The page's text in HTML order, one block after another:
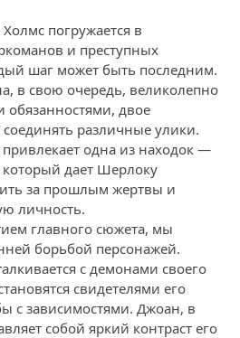
погружается в
и преступных
шаг может быть последним.
в свою очередь, великолепно
обязанностями, двое
различные улики.
одна из находок —
дает Шерлоку
за прошлым жертвы и
личность.
главного сюжета, мы
борьбой персонажей.
с демонами своего
свидетелями его
с зависимостями. Джоан, в
собой яркий контраст его